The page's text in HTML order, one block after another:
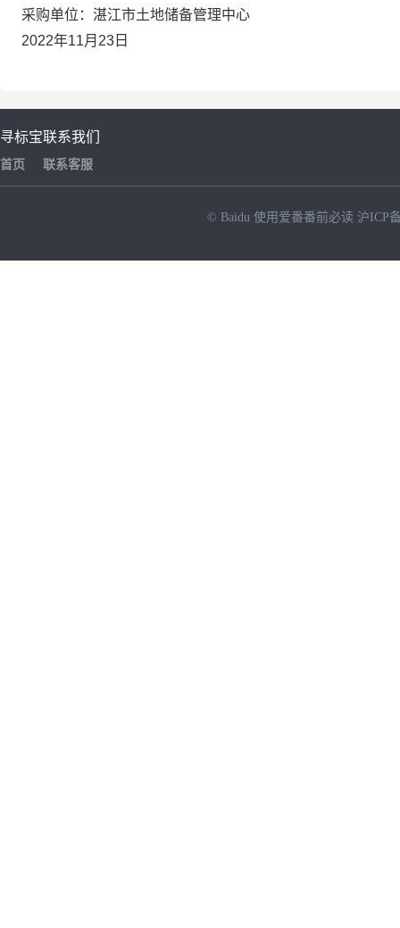
采购单位：湛江市土地储备管理中心
2022年11月23日
寻标宝
首页
联系我们
联系客服
© Baidu 使用爱番番前必读 沪ICP